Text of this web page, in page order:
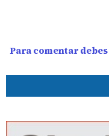
Para comentar